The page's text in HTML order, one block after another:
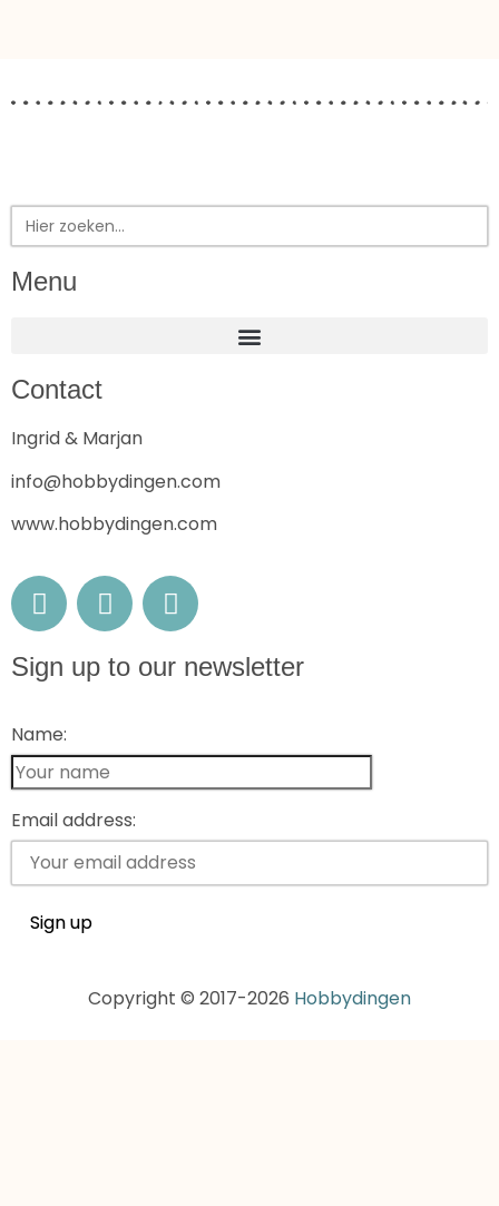
Zoek
naar:
Menu
Contact
Ingrid & Marjan
info@hobbydingen.com
www.hobbydingen.com
Sign up to our newsletter
Name:
Email address:
Copyright © 2017-2026 Hobbydingen